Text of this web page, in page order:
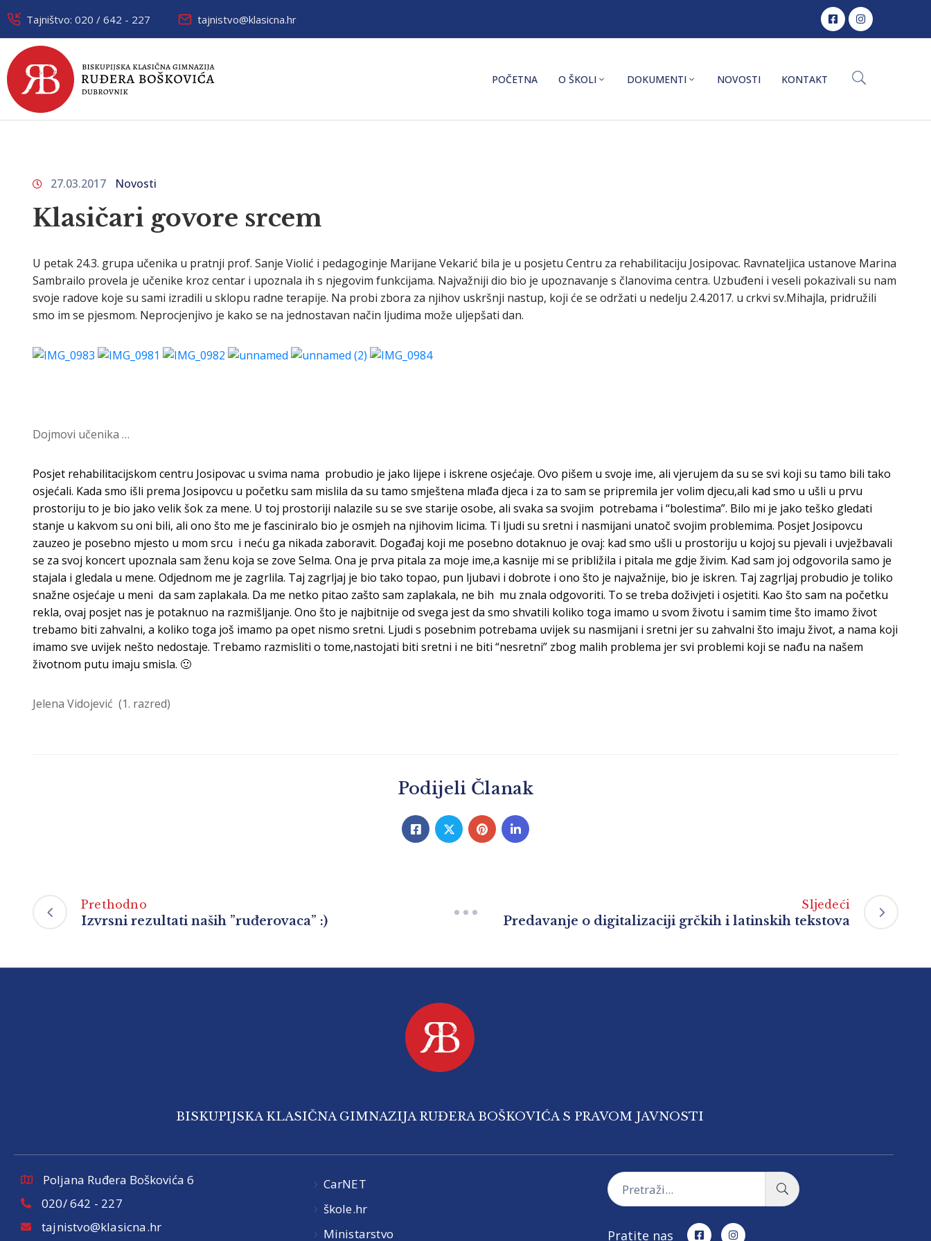
Tajništvo: 020 / 642 - 227 tajnistvo@klasicna.hr
POČETNA O ŠKOLI DOKUMENTI NOVOSTI KONTAKT
27.03.2017 Novosti
Klasičari govore srcem
U petak 24.3. grupa učenika u pratnji prof. Sanje Violić i pedagoginje Marijane Vekarić bila je u posjetu Centru za rehabilitaciju Josipovac. Ravnateljica ustanove Marina
Sambrailo provela je učenike kroz centar i upoznala ih s njegovim funkcijama. Najvažniji dio bio je upoznavanje s članovima centra. Uzbuđeni i veseli pokazivali su nam
svoje radove koje su sami izradili u sklopu radne terapije. Na probi zbora za njihov uskršnji nastup, koji će se održati u nedelju 2.4.2017. u crkvi sv.Mihajla, pridružili
smo im se pjesmom. Neprocjenjivo je kako se na jednostavan način ljudima može uljepšati dan.
Dojmovi učenika …
Posjet rehabilitacijskom centru Josipovac u svima nama probudio je jako lijepe i iskrene osjećaje. Ovo pišem u svoje ime, ali vjerujem da su se svi koji su tamo bili tako
osjećali. Kada smo išli prema Josipovcu u početku sam mislila da su tamo smještena mlađa djeca i za to sam se pripremila jer volim djecu,ali kad smo u ušli u prvu
prostoriju to je bio jako velik šok za mene. U toj prostoriji nalazile su se sve starije osobe, ali svaka sa svojim potrebama i “bolestima”. Bilo mi je jako teško gledati
stanje u kakvom su oni bili, ali ono što me je fasciniralo bio je osmjeh na njihovim licima. Ti ljudi su sretni i nasmijani unatoč svojim problemima. Posjet Josipovcu
zauzeo je posebno mjesto u mom srcu i neću ga nikada zaboravit. Događaj koji me posebno dotaknuo je ovaj: kad smo ušli u prostoriju u kojoj su pjevali i uvježbavali
se za svoj koncert upoznala sam ženu koja se zove Selma. Ona je prva pitala za moje ime,a kasnije mi se približila i pitala me gdje živim. Kad sam joj odgovorila samo je
stajala i gledala u mene. Odjednom me je zagrlila. Taj zagrljaj je bio tako topao, pun ljubavi i dobrote i ono što je najvažnije, bio je iskren. Taj zagrljaj probudio je toliko
snažne osjećaje u meni da sam zaplakala. Da me netko pitao zašto sam zaplakala, ne bih mu znala odgovoriti. To se treba doživjeti i osjetiti. Kao što sam na početku
rekla, ovaj posjet nas je potaknuo na razmišljanje. Ono što je najbitnije od svega jest da smo shvatili koliko toga imamo u svom životu i samim time što imamo život
trebamo biti zahvalni, a koliko toga još imamo pa opet nismo sretni. Ljudi s posebnim potrebama uvijek su nasmijani i sretni jer su zahvalni što imaju život, a nama koji
imamo sve uvijek nešto nedostaje. Trebamo razmisliti o tome,nastojati biti sretni i ne biti “nesretni” zbog malih problema jer svi problemi koji se nađu na našem
životnom putu imaju smisla. 🙂
Jelena Vidojević (1. razred)
Podijeli Članak
Prethodno
Izvrsni rezultati naših ”ruđerovaca” :)
Sljedeći
Predavanje o digitalizaciji grčkih i latinskih tekstova
BISKUPIJSKA KLASIČNA GIMNAZIJA RUĐERA BOŠKOVIĆA S PRAVOM JAVNOSTI
Poljana Ruđera Boškovića 6
020/ 642 - 227
tajnistvo@klasicna.hr
CarNET
škole.hr
Ministarstvo
Pratite nas